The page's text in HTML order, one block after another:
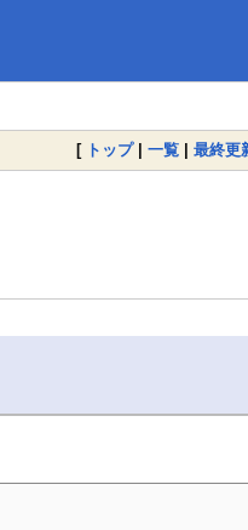
[ トップ| 一覧 | 最終更